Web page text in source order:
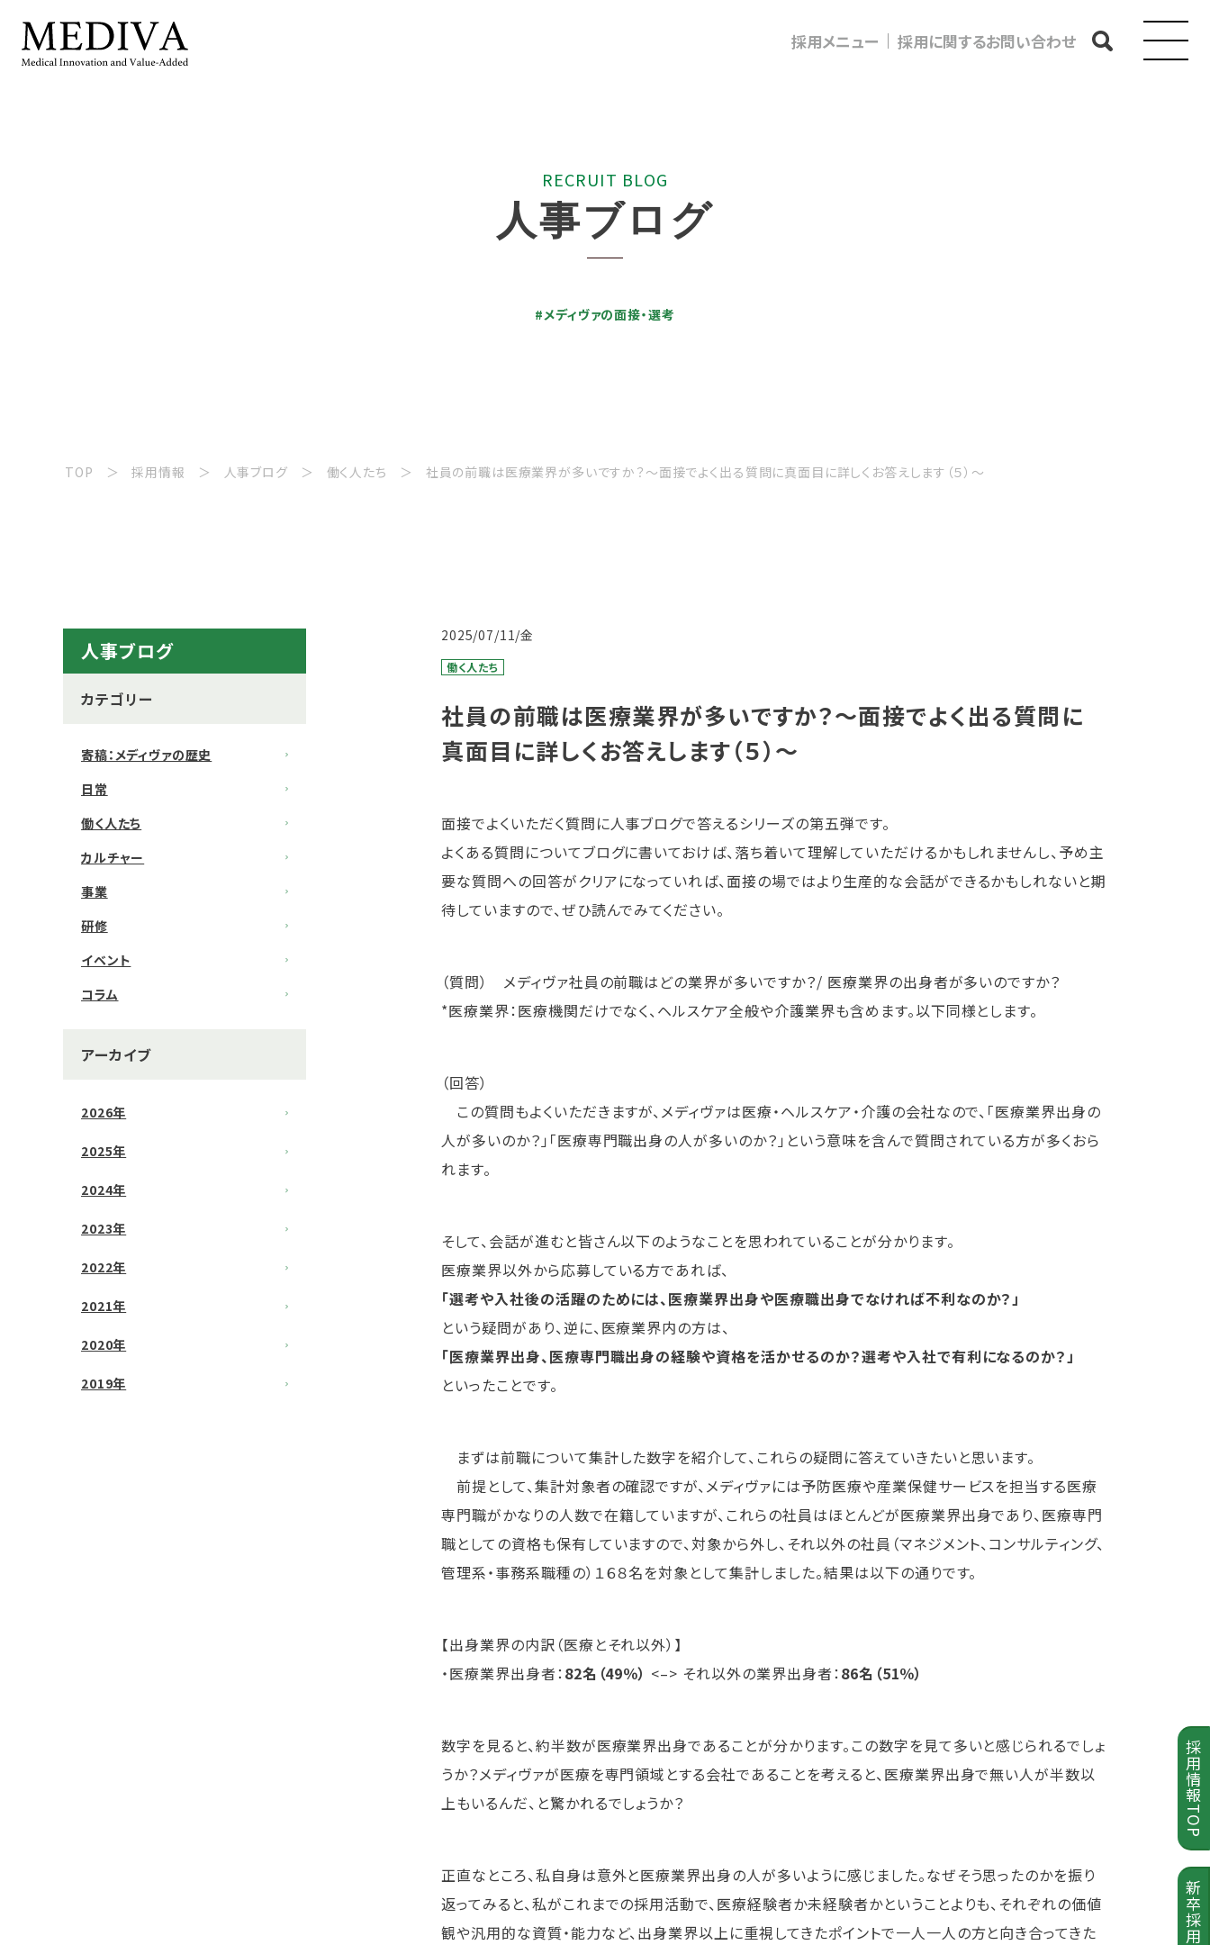
採用メニュー 採用に関するお問い合わせ
採用情報TOP
新卒採用
RECRUIT BLOG
人事ブロ グ
#メディヴァの面接・選考
TOP 採用情報 人事ブログ 働く人たち 社員の前職は医療業界が多いですか？〜面接でよく出る質問に真面目に詳しくお答えします（５）〜
人事ブログ
カテゴリー
寄稿：メディヴァの歴史
日常
働く人たち
カルチャー
事業
研修
イベント
コラム
アーカイブ
2026年
2025年
2024年
2023年
2022年
2021年
2020年
2019年
2025/07/11/金
働く人たち
社員の前職は医療業界が多いですか？〜面接でよく出る質問に
真面目に詳しくお答えします（５）〜
面接でよくいただく質問に人事ブログで答えるシリーズの第五弾です。
よくある質問についてブログに書いておけば、落ち着いて理解していただけるかもしれませんし、予め主
要な質問への回答がクリアになっていれば、面接の場ではより生産的な会話ができるかもしれないと期
待していますので、ぜひ読んでみてください。
（質問） メディヴァ社員の前職はどの業界が多いですか？/ 医療業界の出身者が多いのですか？
*医療業界：医療機関だけでなく、ヘルスケア全般や介護業界も含めます。以下同様とします。
（回答）
この質問もよくいただきますが、メディヴァは医療・ヘルスケア・介護の会社なので、「医療業界出身の
人が多いのか？」「医療専門職出身の人が多いのか？」という意味を含んで質問されている方が多くおら
れます。
そして、会話が進むと皆さん以下のようなことを思われていることが分かります。
医療業界以外から応募している方であれば、
「選考や入社後の活躍のためには、医療業界出身や医療職出身でなければ不利なのか？」
という疑問があり、逆に、医療業界内の方は、
「医療業界出身、医療専門職出身の経験や資格を活かせるのか？選考や入社で有利になるのか？」
といったことです。
まずは前職について集計した数字を紹介して、これらの疑問に答えていきたいと思います。
前提として、集計対象者の確認ですが、メディヴァには予防医療や産業保健サービスを担当する医療
専門職がかなりの人数で在籍していますが、これらの社員はほとんどが医療業界出身であり、医療専門
職としての資格も保有していますので、対象から外し、それ以外の社員（マネジメント、コンサルティング、
管理系・事務系職種の）１６８名を対象として集計しました。結果は以下の通りです。
【出身業界の内訳（医療とそれ以外）】
・医療業界出身者： 82名（49％） <–> それ以外の業界出身者： 86名（51％）
数字を見ると、約半数が医療業界出身であることが分かります。この数字を見て多いと感じられるでしょ
うか？メディヴァが医療を専門領域とする会社であることを考えると、医療業界出身で無い人が半数以
上もいるんだ、と驚かれるでしょうか？
正直なところ、私自身は意外と医療業界出身の人が多いように感じました。なぜそう思ったのかを振り
返ってみると、私がこれまでの採用活動で、医療経験者か未経験者かということよりも、それぞれの価値
観や汎用的な資質・能力など、出身業界以上に重視してきたポイントで一人一人の方と向き合ってきた